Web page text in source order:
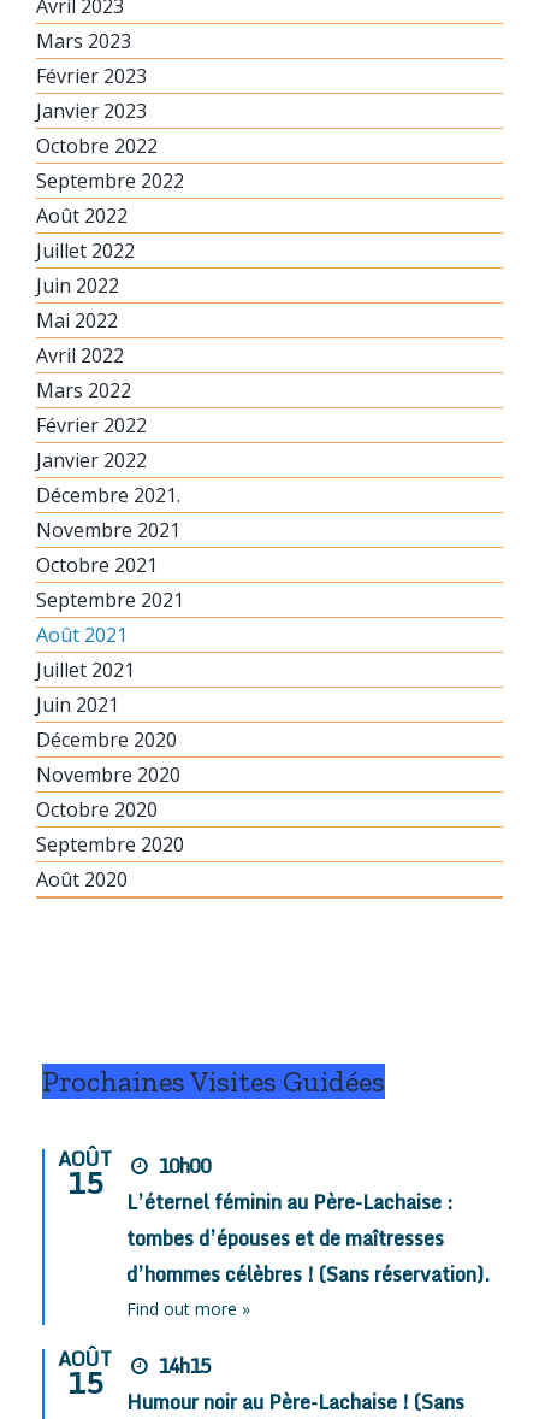
Avril 2023
Mars 2023
Février 2023
Janvier 2023
Octobre 2022
Septembre 2022
Août 2022
Juillet 2022
Juin 2022
Mai 2022
Avril 2022
Mars 2022
Février 2022
Janvier 2022
Décembre 2021.
Novembre 2021
Octobre 2021
Septembre 2021
Août 2021
Juillet 2021
Juin 2021
Décembre 2020
Novembre 2020
Octobre 2020
Septembre 2020
Août 2020
Prochaines Visites Guidées
AOÛT
15
10h00
L’éternel féminin au Père-Lachaise :
tombes d’épouses et de maîtresses
d’hommes célèbres ! (Sans réservation).
Find out more »
AOÛT
15
14h15
Humour noir au Père-Lachaise ! (Sans